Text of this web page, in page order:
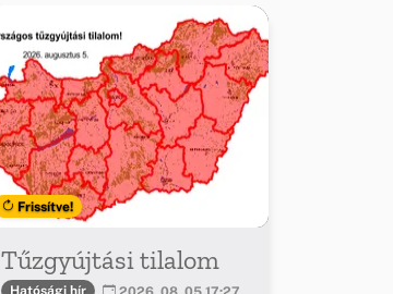
Frissítve!
Tűzgyújtási tilalom